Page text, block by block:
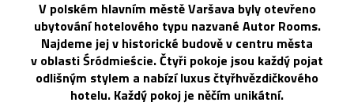
V polském hlavním městě Varšava byly otevřeno
ubytování hotelového typu nazvané Autor Rooms.
Najdeme jej v historické budově v centru města
v oblasti Śródmieście. Čtyři pokoje jsou každý pojat
odlišným stylem a nabízí luxus čtyřhvězdičkového
hotelu. Každý pokoj je něčím unikátní.